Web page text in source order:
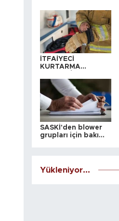
İTFAİYECİ
KURTARMA
ALINACAKTIR
SASKİ'den blower
grupları için bakım
Yükleniyor...